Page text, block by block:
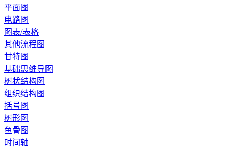
平面图
电路图
图表/表格
其他流程图
甘特图
基础思维导图
树状结构图
组织结构图
括号图
树形图
鱼骨图
时间轴